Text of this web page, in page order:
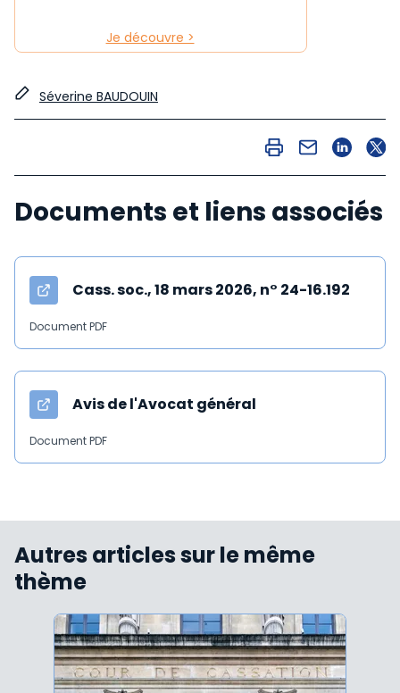
Je découvre >
Séverine BAUDOUIN
Documents et liens associés
Cass. soc., 18 mars 2026, n° 24-16.192
Document PDF
Avis de l'Avocat général
Document PDF
Autres articles sur le même
thème